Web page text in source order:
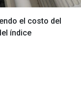
el costo del
índice